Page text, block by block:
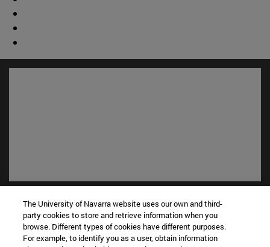
Biblioteca(abre en nueva ventana)
Mi correo(abre en nueva ventana)
Aula virtual ADI(abre en nueva ventana)
The University of Navarra website uses our own and third-
party cookies to store and retrieve information when you
browse. Different types of cookies have different purposes.
For example, to identify you as a user, obtain information